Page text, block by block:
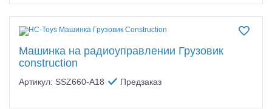
Машинка на радиоуправлении Грузовик
construction
Артикул: SSZ660-A18 Предзаказ